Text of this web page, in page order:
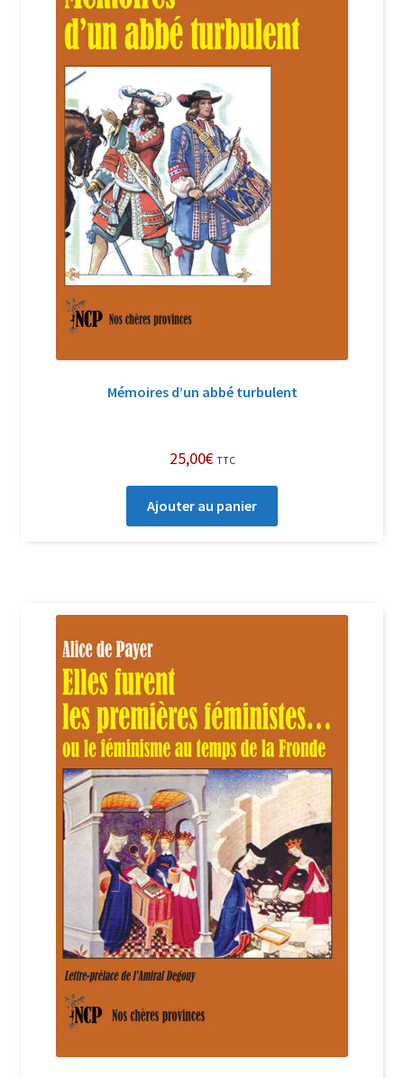
Login Customizer
Newsletter
Nous Contacter
Panier
Politique de confidentialité et cookies
Qui sommes-nous ?
Soutien à Philippe Randa
Suivi de la Commande
Mémoires d’un abbé turbulent
25,00€ TTC
Ajouter au panier